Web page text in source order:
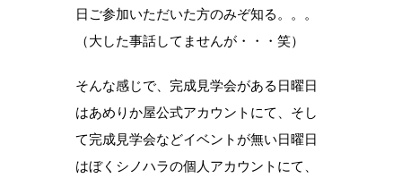
日ご参加いただいた方のみぞ知る。。。
（大した事話してませんが・・・笑）
そんな感じで、完成見学会がある日曜日
はあめりか屋公式アカウントにて、そし
て完成見学会などイベントが無い日曜日
はぼくシノハラの個人アカウントにて、